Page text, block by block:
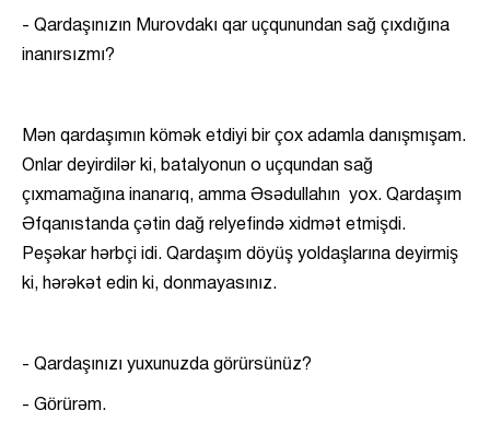
- Qardaşınızın Murovdakı qar uçqunundan sağ çıxdığına
inanırsızmı?
Mən qardaşımın kömək etdiyi bir çox adamla danışmışam.
Onlar deyirdilər ki, batalyonun o uçqundan sağ
çıxmamağına inanarıq, amma Əsədullahın yox. Qardaşım
Əfqanıstanda çətin dağ relyefində xidmət etmişdi.
Peşəkar hərbçi idi. Qardaşım döyüş yoldaşlarına deyirmiş
ki, hərəkət edin ki, donmayasınız.
- Qardaşınızı yuxunuzda görürsünüz?
- Görürəm.